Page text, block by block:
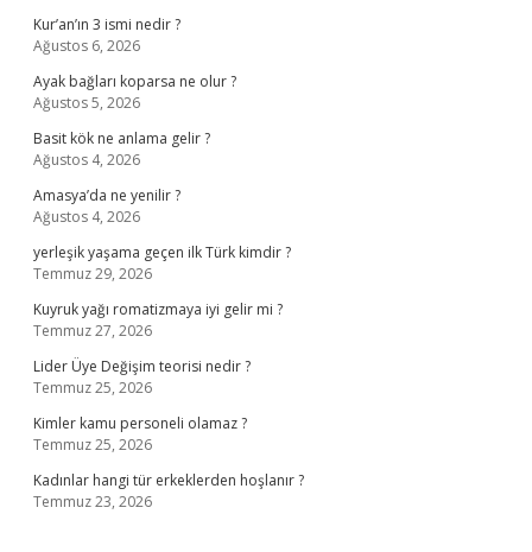
Kur’an’ın 3 ismi nedir ?
Ağustos 6, 2026
Ayak bağları koparsa ne olur ?
Ağustos 5, 2026
Basit kök ne anlama gelir ?
Ağustos 4, 2026
Amasya’da ne yenilir ?
Ağustos 4, 2026
yerleşik yaşama geçen ilk Türk kimdir ?
Temmuz 29, 2026
Kuyruk yağı romatizmaya iyi gelir mi ?
Temmuz 27, 2026
Lider Üye Değişim teorisi nedir ?
Temmuz 25, 2026
Kimler kamu personeli olamaz ?
Temmuz 25, 2026
Kadınlar hangi tür erkeklerden hoşlanır ?
Temmuz 23, 2026